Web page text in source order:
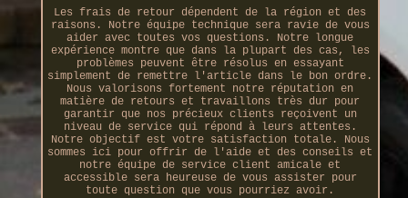
Les frais de retour dépendent de la région et des
raisons. Notre équipe technique sera ravie de vous
aider avec toutes vos questions. Notre longue
expérience montre que dans la plupart des cas, les
problèmes peuvent être résolus en essayant
simplement de remettre l'article dans le bon ordre.
Nous valorisons fortement notre réputation en
matière de retours et travaillons très dur pour
garantir que nos précieux clients reçoivent un
niveau de service qui répond à leurs attentes.
Notre objectif est votre satisfaction totale. Nous
sommes ici pour offrir de l'aide et des conseils et
notre équipe de service client amicale et
accessible sera heureuse de vous assister pour
toute question que vous pourriez avoir.